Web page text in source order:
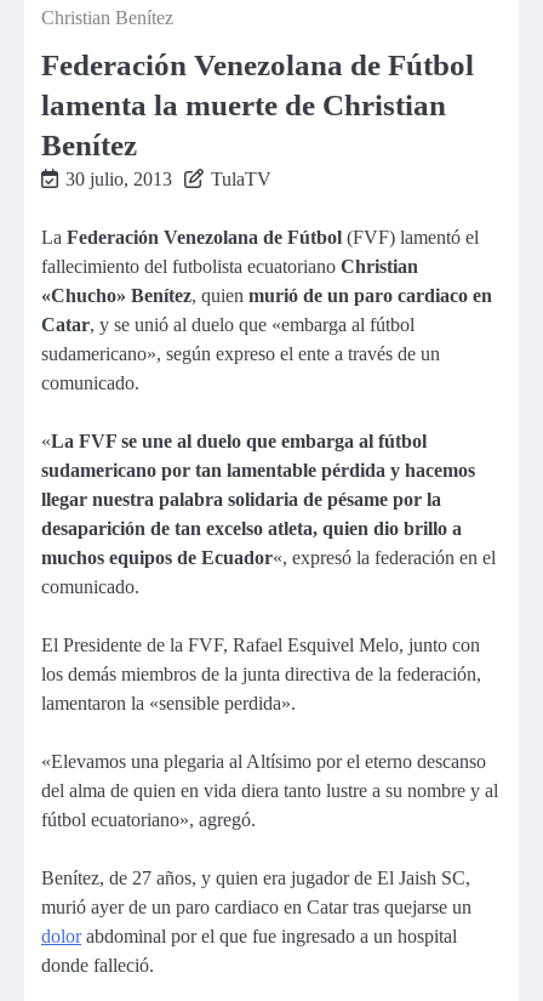
Christian Benítez
Federación Venezolana de Fútbol
lamenta la muerte de Christian
Benítez
30 julio, 2013 TulaTV
La Federación Venezolana de Fútbol (FVF) lamentó el
fallecimiento del futbolista ecuatoriano Christian
«Chucho» Benítez, quien murió de un paro cardiaco en
Catar, y se unió al duelo que «embarga al fútbol
sudamericano», según expreso el ente a través de un
comunicado.
«La FVF se une al duelo que embarga al fútbol
sudamericano por tan lamentable pérdida y hacemos
llegar nuestra palabra solidaria de pésame por la
desaparición de tan excelso atleta, quien dio brillo a
muchos equipos de Ecuador«, expresó la federación en el
comunicado.
El Presidente de la FVF, Rafael Esquivel Melo, junto con
los demás miembros de la junta directiva de la federación,
lamentaron la «sensible perdida».
«Elevamos una plegaria al Altísimo por el eterno descanso
del alma de quien en vida diera tanto lustre a su nombre y al
fútbol ecuatoriano», agregó.
Benítez, de 27 años, y quien era jugador de El Jaish SC,
murió ayer de un paro cardiaco en Catar tras quejarse un
dolorabdominal por el que fue ingresado a un hospital
donde falleció.